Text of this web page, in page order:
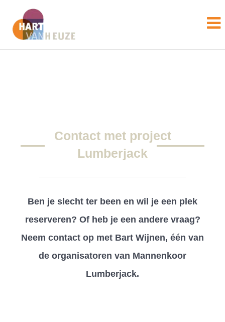
Contact met project
Lumberjack
Ben je slecht ter been en wil je een plek
reserveren? Of heb je een andere vraag?
Neem contact op met Bart Wijnen, één van
de organisatoren van Mannenkoor
Lumberjack.